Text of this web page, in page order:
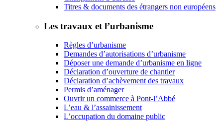
Titres & documents des étrangers non européens
Les travaux et l’urbanisme
Règles d’urbanisme
Demandes d’autorisations d’urbanisme
Déposer une demande d’urbanisme en ligne
Déclaration d’ouverture de chantier
Déclaration d’achèvement des travaux
Permis d’aménager
Ouvrir un commerce à Pont-l’Abbé
L’eau & l’assainissement
L’occupation du domaine public